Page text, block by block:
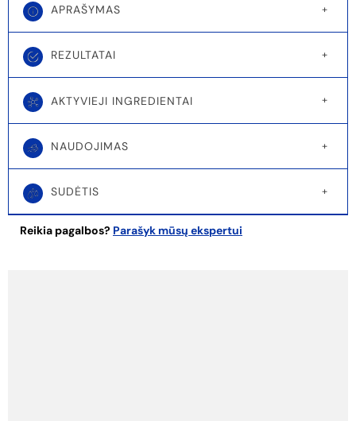
APRAŠYMAS
REZULTATAI
AKTYVIEJI INGREDIENTAI
NAUDOJIMAS
SUDĖTIS
Reikia pagalbos? Parašyk mūsų ekspertui